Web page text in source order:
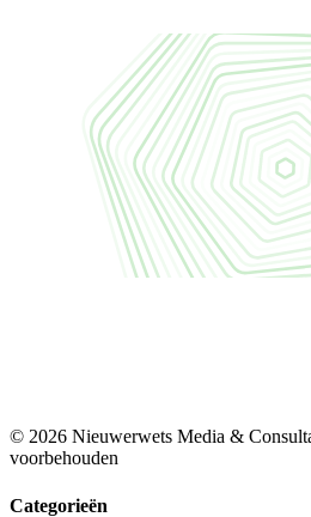
© 2026 Nieuwerwets Media &
voorbehouden
Categorieën